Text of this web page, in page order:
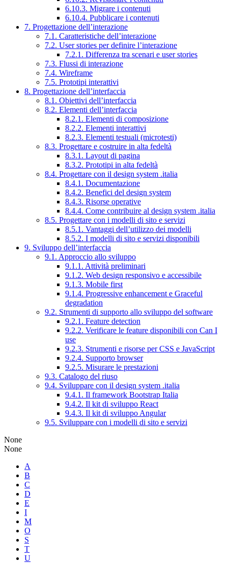
6.10.3. Migrare i contenuti
6.10.4. Pubblicare i contenuti
7. Progettazione dell’interazione
7.1. Caratteristiche dell’interazione
7.2. User stories per definire l’interazione
7.2.1. Differenza tra scenari e user stories
7.3. Flussi di interazione
7.4. Wireframe
7.5. Prototipi interattivi
8. Progettazione dell’interfaccia
8.1. Obiettivi dell’interfaccia
8.2. Elementi dell’interfaccia
8.2.1. Elementi di composizione
8.2.2. Elementi interattivi
8.2.3. Elementi testuali (microtesti)
8.3. Progettare e costruire in alta fedeltà
8.3.1. Layout di pagina
8.3.2. Prototipi in alta fedeltà
8.4. Progettare con il design system .italia
8.4.1. Documentazione
8.4.2. Benefici del design system
8.4.3. Risorse operative
8.4.4. Come contribuire al design system .italia
8.5. Progettare con i modelli di sito e servizi
8.5.1. Vantaggi dell’utilizzo dei modelli
8.5.2. I modelli di sito e servizi disponibili
9. Sviluppo dell’interfaccia
9.1. Approccio allo sviluppo
9.1.1. Attività preliminari
9.1.2. Web design responsivo e accessibile
9.1.3. Mobile first
9.1.4. Progressive enhancement e Graceful
degradation
9.2. Strumenti di supporto allo sviluppo del software
9.2.1. Feature detection
9.2.2. Verificare le feature disponibili con Can I
use
9.2.3. Strumenti e risorse per CSS e JavaScript
9.2.4. Supporto browser
9.2.5. Misurare le prestazioni
9.3. Catalogo del riuso
9.4. Sviluppare con il design system .italia
9.4.1. Il framework Bootstrap Italia
9.4.2. Il kit di sviluppo React
9.4.3. Il kit di sviluppo Angular
9.5. Sviluppare con i modelli di sito e servizi
None
None
A
B
C
D
E
I
M
O
S
T
U